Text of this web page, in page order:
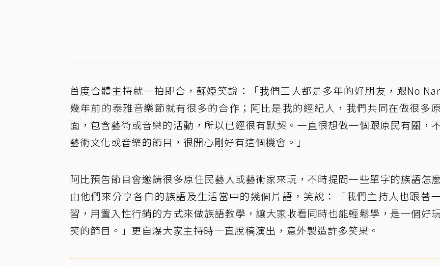
首度合體主持就一拍即合，蘇婭笑說：「我們三人都是多年的好朋友，跟No
幾年前的泰雅音樂節就有很多的合作；阿比是我的經紀人，我們共同在做很多
面，包含藝術或音樂的活動，所以已經很有默契。一直很想做一個跟原民有關，
藝術文化或音樂的節目，很開心剛好有這個機會。」
阿比預告節目會邀請很多原住民藝人或藝術家來玩，不時提問一些單字的族語怎
由他們來分享各自的族語及生活當中的幾個片語，笑說：「我們主持人也跟著
習，用置入性行銷的方式來做族語教學，讓大家收看同時也能輕鬆學，是一個好
笑的節目。」更自爆大家主持時一直脫稿演出，意外製造許多笑果。